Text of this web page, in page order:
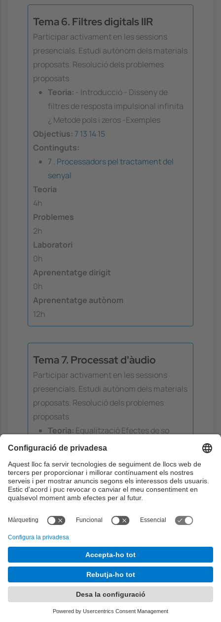
Tema 6. Filtres digitals IIR
Participar activament en les sessions
presencials. Estudi autònom dels materials
proposats. Resolució dels problemes
proposats
Teoria: - Introducció - Disseny de
filtres de resposta impulsional infinita
¿ Metode pols i zeros -Exemples
Objectius: 7 13 1415
Continguts:
7 . Processadors pel tractament del
senyal
Teoria
4h
Problemes
2h
Laboratori
0h
Aprenentatge dirigit
0h
Aprenentatge autònom
12h
Tema 7. Processat d'àudio
Participar activament en les sessions
presencials. Estudi autònom dels materials
proposats. Resolució dels problemes
proposats
Teoria: Equalització Efectes de so
Compressió Sintetitzador de so i veu
Continguts:
7 . Processadors pel tractament del
senyal
Teoria
3.5h
Problemes
Laboratori
0h
Aprenentatge dirigit